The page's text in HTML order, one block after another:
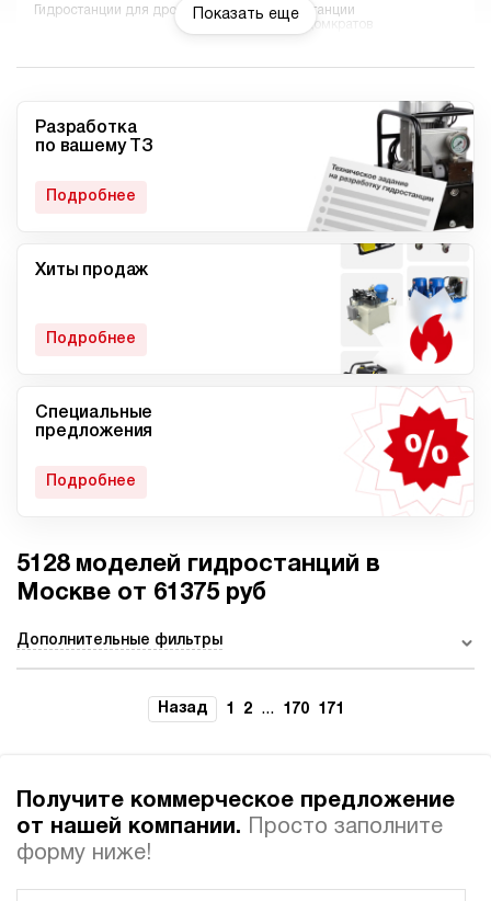
Гидростанции для дровокола
Гидростанции
гидродомкратов
Гидростанции для токарного
Мини гидростанции
Компактные гидростанции
Мобильные гидростанции Гидростанции с ДВС
Гидростанции с
пневмоприводом
Гидростанции высокого
давления c электроприводом
Ручные гидростанции
Гидростанции с двумя
насосами
гидростанции
Показать еще
Разработка
по вашему ТЗ
Подробнее
Хиты продаж
Подробнее
Специальные
предложения
Подробнее
5128 моделей гидростанций в
Москве от 61375 руб
Дополнительные фильтры
Назад 1 2 ... 170 171
Получите коммерческое предложение
от нашей компании.
Просто заполните
форму ниже!